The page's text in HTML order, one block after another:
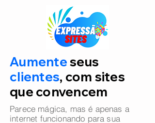
Aumenteseus
clientes, com sites
que convencem
Parece mágica, mas é apenas a
internet funcionando para sua